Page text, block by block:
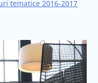
tematice 2016-2017